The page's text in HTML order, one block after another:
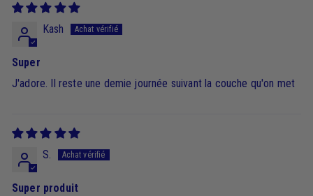
Kash
Super
J'adore. Il reste une demie journée suivant la couche qu'on met
S.
Super produit